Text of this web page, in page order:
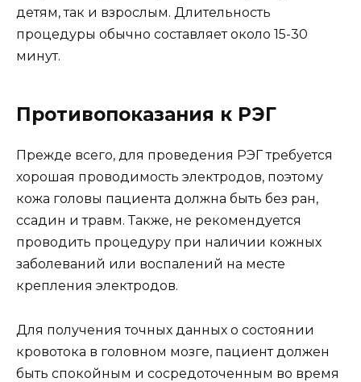
детям, так и взрослым. Длительность
процедуры обычно составляет около 15-30
минут.
Противопоказания к РЭГ
Прежде всего, для проведения РЭГ требуется
хорошая проводимость электродов, поэтому
кожа головы пациента должна быть без ран,
ссадин и травм. Также, не рекомендуется
проводить процедуру при наличии кожных
заболеваний или воспалений на месте
крепления электродов.
Для получения точных данных о состоянии
кровотока в головном мозге, пациент должен
быть спокойным и сосредоточенным во время